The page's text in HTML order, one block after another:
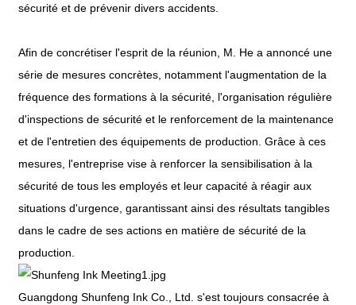
sécurité et de prévenir divers accidents.
Afin de concrétiser l'esprit de la réunion, M. He a annoncé une
série de mesures concrètes, notamment l'augmentation de la
fréquence des formations à la sécurité, l'organisation régulière
d'inspections de sécurité et le renforcement de la maintenance
et de l'entretien des équipements de production. Grâce à ces
mesures, l'entreprise vise à renforcer la sensibilisation à la
sécurité de tous les employés et leur capacité à réagir aux
situations d'urgence, garantissant ainsi des résultats tangibles
dans le cadre de ses actions en matière de sécurité de la
production.
Guangdong Shunfeng Ink Co., Ltd. s'est toujours consacrée à